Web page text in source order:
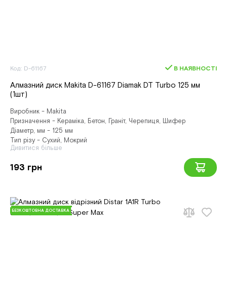
Код: D-61167 В НАЯВНОСТІ
Алмазний диск Makita D-61167 Diamak DT Turbo 125 мм
(1шт)
Виробник - Makita
Призначення - Кераміка, Бетон, Граніт, Черепиця, Шифер
Діаметр, мм - 125 мм
Тип різу - Сухий, Мокрий
Дивитися більше
193 грн
БЕЗКОШТОВНА ДОСТАВКА